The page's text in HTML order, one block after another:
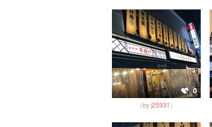
0
（by j25931 ）